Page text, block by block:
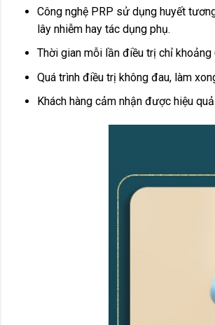
Công nghệ PRP sử dụng huyết
lây nhiễm hay tác dụng phụ.
Thời gian mỗi lần điều trị chỉ khoảng
Quá trình điều trị không đau, làm
Khách hàng cảm nhận được hiệu